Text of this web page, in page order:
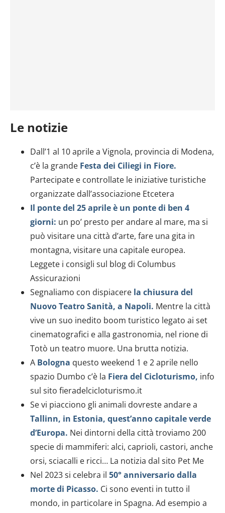
Le notizie
Dall’1 al 10 aprile a Vignola, provincia di Modena,
c’è la grande Festa dei Ciliegi in Fiore.
Partecipate e controllate le iniziative turistiche
organizzate dall’associazione Etcetera
Il ponte del 25 aprile è un ponte di ben 4
giorni: un po’ presto per andare al mare, ma si
può visitare una città d’arte, fare una gita in
montagna, visitare una capitale europea.
Leggete i consigli sul blog di Columbus
Assicurazioni
Segnaliamo con dispiacere la chiusura del
Nuovo Teatro Sanità, a Napoli. Mentre la città
vive un suo inedito boom turistico legato ai set
cinematografici e alla gastronomia, nel rione di
Totò un teatro muore. Una brutta notizia.
A Bologna questo weekend 1 e 2 aprile nello
spazio Dumbo c’è la Fiera del Cicloturismo, info
sul sito fieradelcicloturismo.it
Se vi piacciono gli animali dovreste andare a
Tallinn, in Estonia, quest’anno capitale verde
d’Europa. Nei dintorni della città troviamo 200
specie di mammiferi: alci, caprioli, castori, anche
orsi, sciacalli e ricci… La notizia dal sito Pet Me
Nel 2023 si celebra il 50° anniversario dalla
morte di Picasso. Ci sono eventi in tutto il
mondo, in particolare in Spagna. Ad esempio a